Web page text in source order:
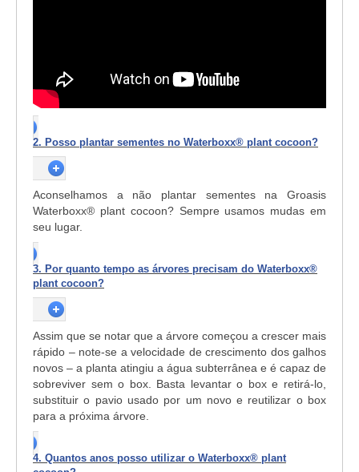
2. Posso plantar sementes no Waterboxx® plant cocoon?
Aconselhamos a não plantar sementes na Groasis
Waterboxx® plant cocoon? Sempre usamos mudas em
seu lugar.
3. Por quanto tempo as árvores precisam do Waterboxx®
plant cocoon?
Assim que se notar que a árvore começou a crescer mais
rápido – note-se a velocidade de crescimento dos galhos
novos – a planta atingiu a água subterrânea e é capaz de
sobreviver sem o box. Basta levantar o box e retirá-lo,
substituir o pavio usado por um novo e reutilizar o box
para a próxima árvore.
4. Quantos anos posso utilizar o Waterboxx® plant